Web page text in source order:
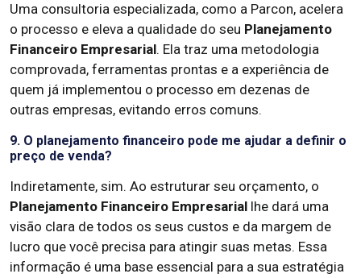
Uma consultoria especializada, como a Parcon, acelera
o processo e eleva a qualidade do seu Planejamento
Financeiro Empresarial. Ela traz uma metodologia
comprovada, ferramentas prontas e a experiência de
quem já implementou o processo em dezenas de
outras empresas, evitando erros comuns.
9. O planejamento financeiro pode me ajudar a definir o
preço de venda?
Indiretamente, sim. Ao estruturar seu orçamento, o
Planejamento Financeiro Empresarial lhe dará uma
visão clara de todos os seus custos e da margem de
lucro que você precisa para atingir suas metas. Essa
informação é uma base essencial para a sua estratégia